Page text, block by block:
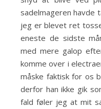
sadelmageren havde
jeg er blevet ret
eneste de sidste
med mere galop
komme over i
måske faktisk for os
derfor han ikke gik
fald føler jeg at mit